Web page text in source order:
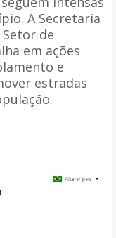
A Secretaria
de
em ações
e
estradas